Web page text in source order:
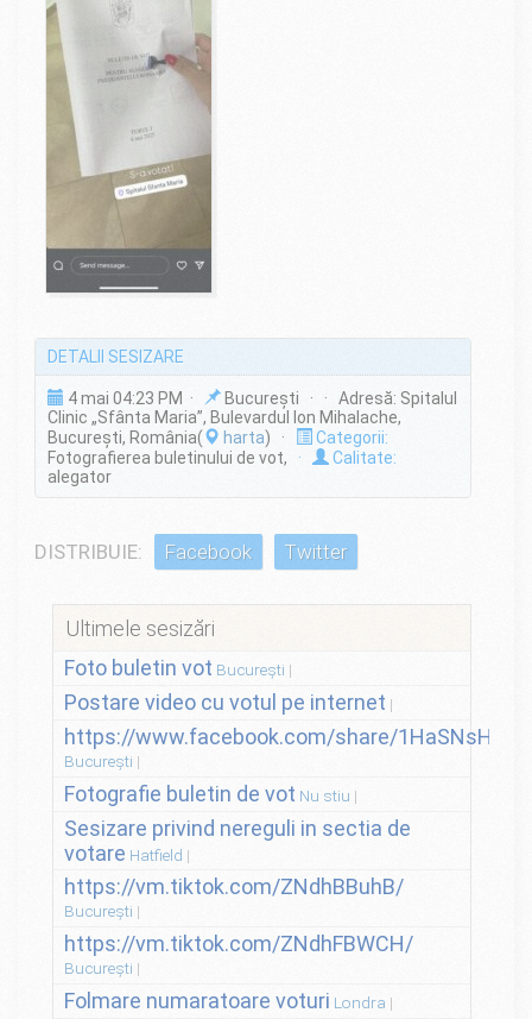
DETALII SESIZARE
4 mai 04:23 PM ·
București · · Adresă: Spitalul
Clinic „Sfânta Maria”, Bulevardul Ion Mihalache,
București, România(
harta) ·
Categorii:
Fotografierea buletinului de vot,
·
Calitate:
alegator
DISTRIBUIE: Facebook Twitter
Ultimele sesizări
Foto buletin vot București
Postare video cu votul pe internet
https://www.facebook.com/share/
București
Fotografie buletin de vot Nu stiu
Sesizare privind nereguli in sectia de
votare Hatfield
https://vm.tiktok.com/ZNdhBBuhB/
București
https://vm.tiktok.com/ZNdhFBWCH/
București
Folmare numaratoare voturi Londra